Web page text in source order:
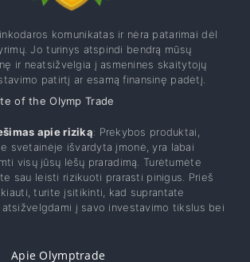
komunikatas ir nėra patarimai dėl
Jo turinys atspindi bendrą mūsų
ir neatsižvelgia į asmenines skaitytojų
patirtį ar esamą finansinę padėtį.
of the Olymp Trade
apie riziką: Prekybos produktai,
svetainėje išvardyta įmonė, yra labai
visų jūsų lėšų praradimą. Turėtumėte
sau leisti rizikuoti prarasti pinigus. Prieš
turite įsitikinti, kad suprantate
atsižvelgdami į savo investavimo tikslus bei
Apie Olymptrade